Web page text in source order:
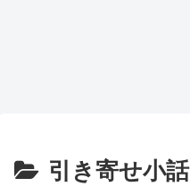
引き寄せ小話